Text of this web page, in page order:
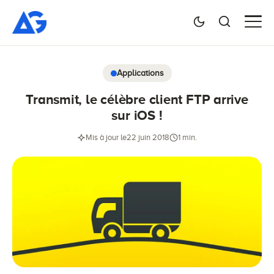
Applications
Transmit, le célèbre client FTP arrive
sur iOS !
Mis à jour le22 juin 2018 1 min.